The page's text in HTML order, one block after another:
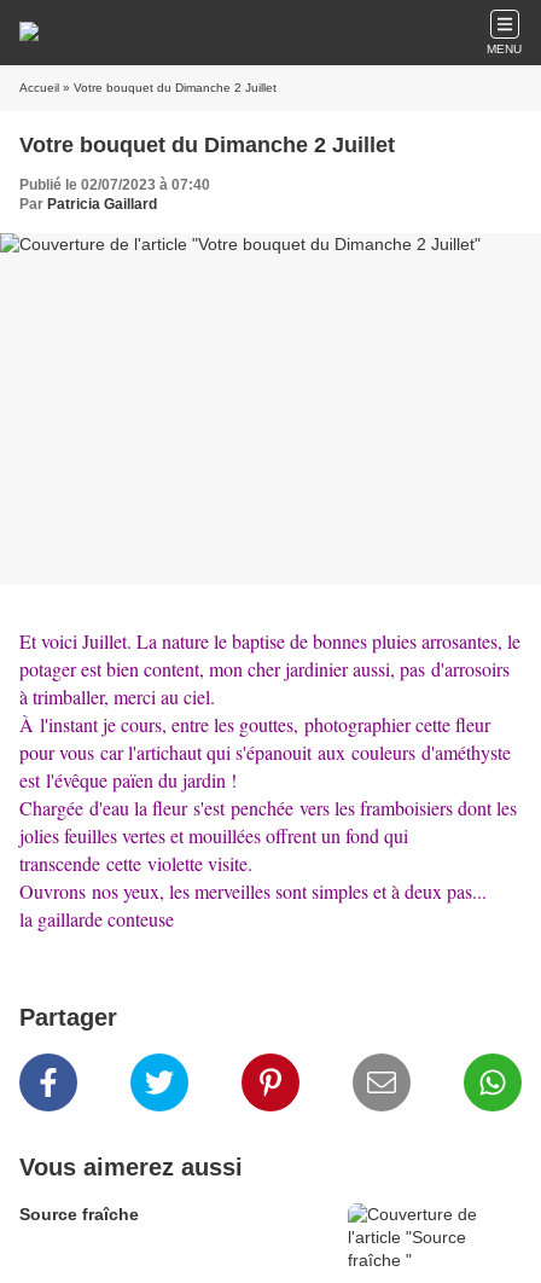
MENU
Accueil » Votre bouquet du Dimanche 2 Juillet
Votre bouquet du Dimanche 2 Juillet
Publié le 02/07/2023 à 07:40
Par Patricia Gaillard
Et voici Juillet. La nature le baptise de bonnes pluies arrosantes, le
potager est bien content, mon cher jardinier aussi, pas d'arrosoirs
à trimballer, merci au ciel.
À l'instant je cours, entre les gouttes, photographier cette fleur
pour vous car l'artichaut qui s'épanouit aux couleurs d'améthyste
est l'évêque païen du jardin !
Chargée d'eau la fleur s'est penchée vers les framboisiers dont les
jolies feuilles vertes et mouillées offrent un fond qui
transcende cette violette visite.
Ouvrons nos yeux, les merveilles sont simples et à deux pas...
la gaillarde conteuse
Partager
Vous aimerez aussi
Source fraîche